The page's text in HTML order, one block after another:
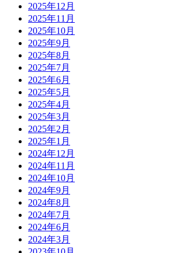
2025年12月
2025年11月
2025年10月
2025年9月
2025年8月
2025年7月
2025年6月
2025年5月
2025年4月
2025年3月
2025年2月
2025年1月
2024年12月
2024年11月
2024年10月
2024年9月
2024年8月
2024年7月
2024年6月
2024年3月